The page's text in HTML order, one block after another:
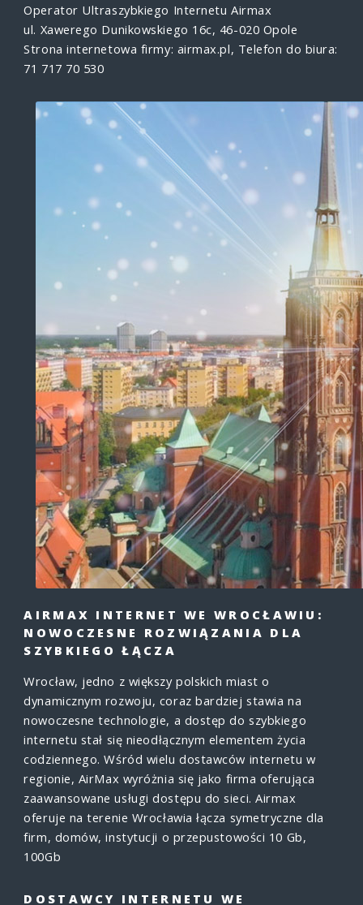
Operator Ultraszybkiego Internetu Airmax
ul. Xawerego Dunikowskiego 16c, 46-020 Opole
Strona internetowa firmy: airmax.pl, Telefon do biura:
71 717 70 530
AIRMAX INTERNET WE WROCŁAWIU:
NOWOCZESNE ROZWIĄZANIA DLA
SZYBKIEGO ŁĄCZA
Wrocław, jedno z większy polskich miast o
dynamicznym rozwoju, coraz bardziej stawia na
nowoczesne technologie, a dostęp do szybkiego
internetu stał się nieodłącznym elementem życia
codziennego. Wśród wielu dostawców internetu w
regionie, AirMax wyróżnia się jako firma oferująca
zaawansowane usługi dostępu do sieci. Airmax
oferuje na terenie Wrocławia łącza symetryczne dla
firm, domów, instytucji o przepustowości 10 Gb,
100Gb
DOSTAWCY INTERNETU WE